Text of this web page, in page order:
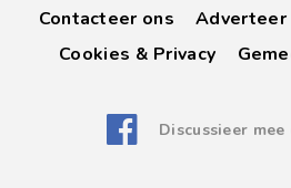
Contacteer ons Adverteer
Cookies & Privacy
Discussieer